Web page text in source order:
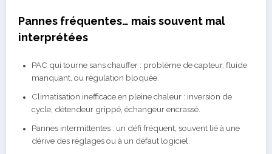
Pannes fréquentes… mais souvent mal
interprétées
PAC qui tourne sans chauffer : problème de capteur, fluide
manquant, ou régulation bloquée.
Climatisation inefficace en pleine chaleur : inversion de
cycle, détendeur grippé, échangeur encrassé.
Pannes intermittentes : un défi fréquent, souvent lié à une
dérive des réglages ou à un défaut logiciel.